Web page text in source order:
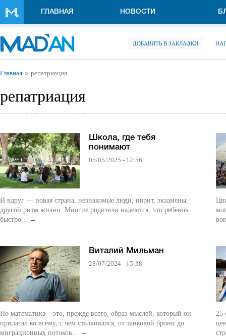
ГЛАВНАЯ НОВОСТИ
ДОБАВИТЬ В ЗАКЛАДКИ
Вы здесь
Главная репатриация
репатриация
Школа, где тебя
понимают
05/05/2025 - 12:56
И вдруг — новая страна, незнакомые люди, иврит, экзамены,
другой ритм жизни. Многие родители надеются, что ребёнок
быстро... →
Виталий Мильман
28/07/2024 - 15:38
Но математика – это, прежде всего, образ мыслей, который он
прилагал ко всему, с чем сталкивался, от танковой брони до
миграционных потоков... →
25